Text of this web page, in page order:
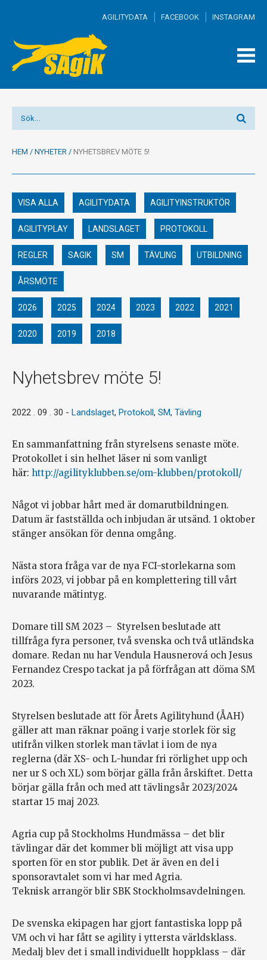
AGILITYDATA FACEBOOK INSTAGRAM
HEM / NYHETER / NYHETSBREV MÖTE 5!
VISA ALLA AGILITYDATA AGILITYINSTRUKTÖR
AGILITYPLAY LANDSLAGET PROTOKOLL
REGLER SAGIK SM TÄVLING UTBILDNING
ÅRSMÖTE
2026 2025 2024 2023 2022 2021
2020 2019 2018
Nyhetsbrev möte 5!
2022 . 09 . 30 - Landslaget, Protokoll , SM, Tävling
En sammanfattning från styrelsens senaste möte.
Protokollet i sin helhet läser ni som vanligt
här: http://agilityklubben.se/om-klubben/protokoll/
Något vi jobbar hårt med är domarutbildningen.
Datum är fastställda och inbjudan är utsänd. 1 oktober
stänger ansökan för denna omgång.
Nästa stora fråga var de nya FCI-storlekarna som
införs 2023, vi jobbar på en komplettering till vårt
nuvarande mätintyg.
Domare till SM 2023 – Styrelsen beslutade att
tillfråga fyra personer, två svenska och två utländska
domare. Redan nu har Vendula Hausnerová och Jesus
Fernandez Crespo tackat ja på förfrågan att döma SM
2023.
Styrelsen beslutade att för Årets Agilityhund (ÅAH)
gäller att man räknar poäng i varje storlek för sig
utifrån vilken storlek man tävlat i iom de nya
reglerna (där XS- och L-hundar fri rörlighet upp och
ner ur S och XL) som börjar gälla från årskiftet. Detta
börjar gälla från och med att tävlingsår 2023/2024
startar 15 maj 2023.
Agria cup på Stockholms Hundmässa – det blir
tävlingar där det kommer bli möjligt att visa upp
sporten för en stor publik. Det är även en del i
sponsoravtalet som vi har med Agria.
Teknisk arrangör blir SBK Stockholmsavdelningen.
De svenska ekipagen har gjort fantastiska lopp på
VM och vi har fått se agility i yttersta världsklass.
Medalj blev det i small individuellt hoppklass – där